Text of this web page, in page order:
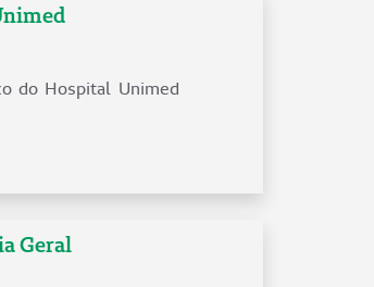
do Hospital Unimed
Geral